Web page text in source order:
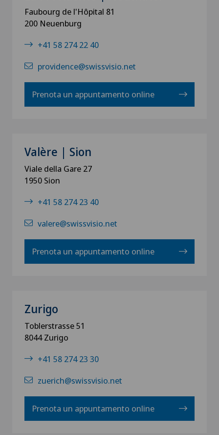
Faubourg de l'Hôpital 81
200 Neuenburg
+41 58 274 22 40
providence@swissvisio.net
Prenota un appuntamento online
Valère | Sion
Viale della Gare 27
1950 Sion
+41 58 274 23 40
valere@swissvisio.net
Prenota un appuntamento online
Zurigo
Toblerstrasse 51
8044 Zurigo
+41 58 274 23 30
zuerich@swissvisio.net
Prenota un appuntamento online